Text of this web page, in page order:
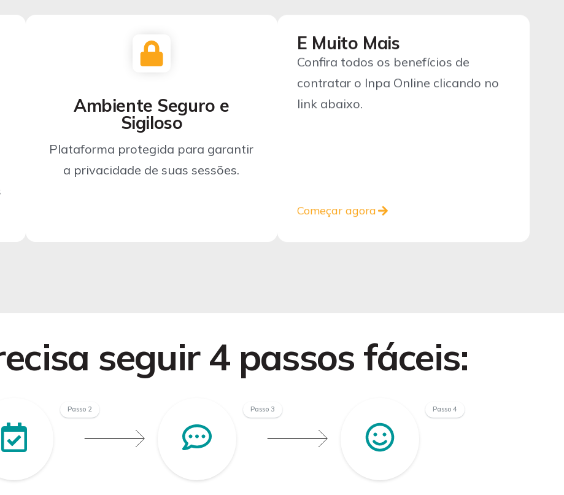
Ambiente Seguro e
Sigiloso
Plataforma protegida para garantir
a privacidade de suas sessões.
E Muito Mais
Confira todos os benefícios de
contratar o Inpa Online clicando no
link abaixo.
Começar agora
seguir 4 passos fáceis:
Passo 2 Passo 3 Passo 4